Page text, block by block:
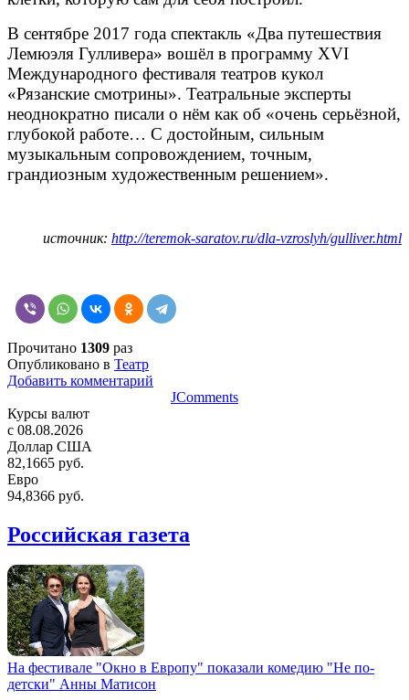
В сентябре 2017 года спектакль «Два путешествия
Лемюэля Гулливера» вошёл в программу XVI
Международного фестиваля театров кукол
«Рязанские смотрины». Театральные эксперты
неоднократно писали о нём как об «очень серьёзной,
глубокой работе… С достойным, сильным
музыкальным сопровождением, точным,
грандиозным художественным решением».
источник: http://teremok-saratov.ru/dla-vzroslyh/gulliver.html
Прочитано 1309 раз
Опубликовано в Театр
Добавить комментарий
JComments
Курсы валют
c 08.08.2026
Доллар США
82,1665 руб.
Евро
94,8366 руб.
Российская газета
На фестивале "Окно в Европу" показали комедию "Не по-
детски" Анны Матисон